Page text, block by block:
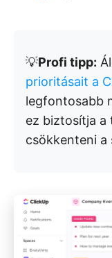
💡Profi tipp:
prioritásait a
legfontosabb
ez biztosítja a
csökkenteni a